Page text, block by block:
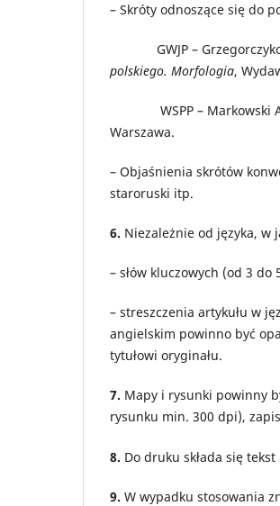
– Skróty odnoszące się do
GWJP –
polskiego. Morfologia,
WSPP – Markowski
Warszawa.
– Objaśnienia skrótów
staroruski itp.
6. Niezależnie od języka, w
– słów kluczowych (od 3
– streszczenia artykułu w
angielskim powinno być
tytułowi oryginału.
7. Mapy i rysunki powinny
rysunku min. 300 dpi),
8. Do druku składa się
9. W wypadku stosowania